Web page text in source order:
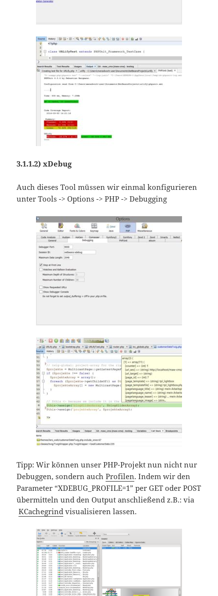
3.1.1.2) xDebug
Auch dieses Tool müssen wir einmal konfigurieren
unter Tools -> Options -> PHP -> Debugging
Tipp: Wir können unser PHP-Projekt nun nicht nur
Debuggen, sondern auchProfilen. Indem wir den
Parameter “XDEBUG_PROFILE=1” per GET oder POST
übermitteln und den Output anschließend z.B.: via
KCachegrind visualisieren lassen.